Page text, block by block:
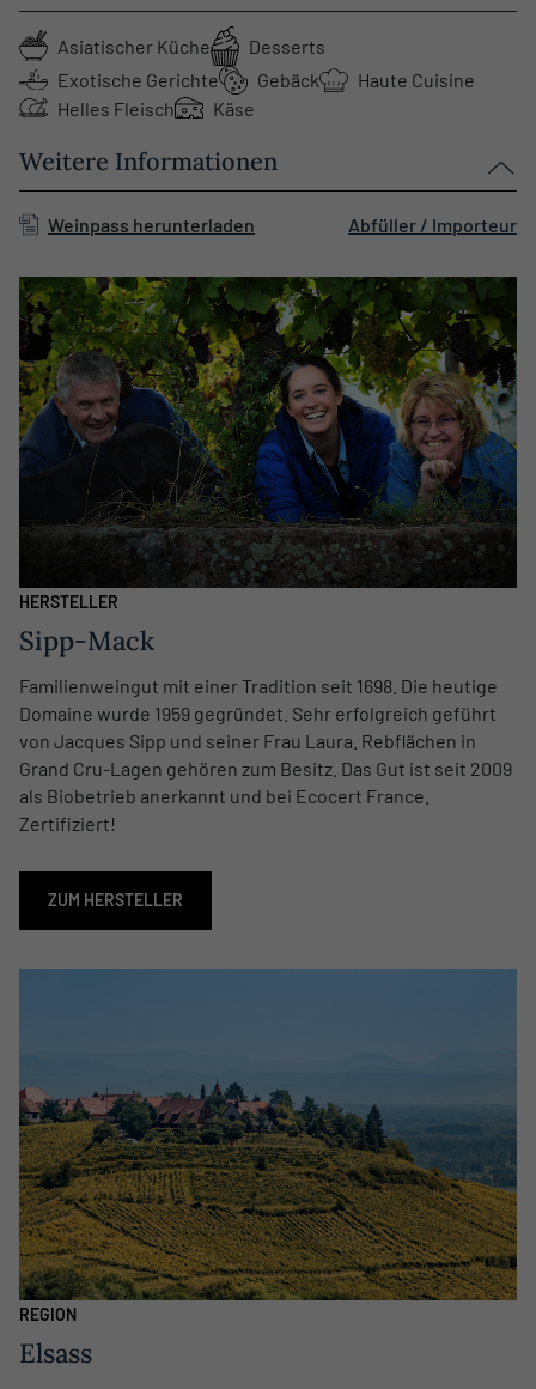
Asiatischer Küche
Desserts
Exotische Gerichte
Gebäck
Haute Cuisine
Helles Fleisch
Käse
Weitere Informationen
Weinpass herunterladen Abfüller / Importeur
HERSTELLER
Sipp-Mack
Familienweingut mit einer Tradition seit 1698. Die heutige
Domaine wurde 1959 gegründet. Sehr erfolgreich geführt
von Jacques Sipp und seiner Frau Laura. Rebflächen in
Grand Cru-Lagen gehören zum Besitz. Das Gut ist seit 2009
als Biobetrieb anerkannt und bei Ecocert France.
Zertifiziert!
ZUM HERSTELLER
REGION
Elsass